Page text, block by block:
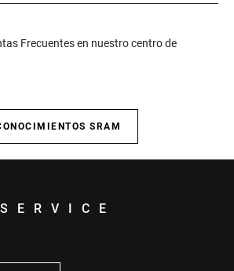
Frecuentes en nuestro centro de
SRAM
SERVICE